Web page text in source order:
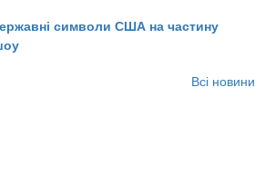
символи США на частину
Всі новини